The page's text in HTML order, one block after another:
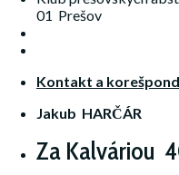
01 Prešov
Kontakt a
Jakub HARČÁR
Za Kalváriou